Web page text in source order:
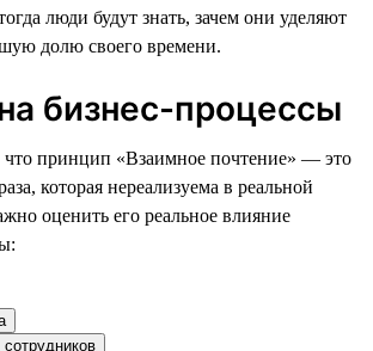
люди будут знать, зачем они уделяют
долю своего времени.
бизнес-процессы
что принцип «Взаимное почтение» — это
которая нереализуема в реальной
оценить его реальное влияние